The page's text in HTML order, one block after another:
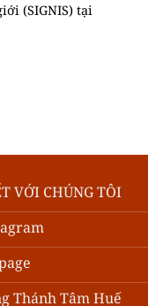
(SIGNIS) tại
VỚI CHÚNG TÔI
Thánh Tâm Huế